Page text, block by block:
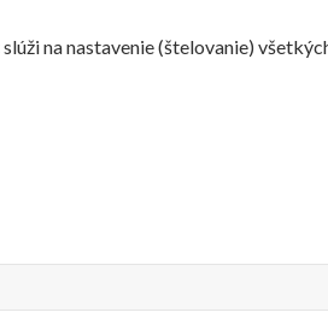
na nastavenie (štelovanie)